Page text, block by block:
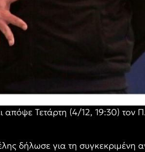
απόψε Τετάρτη (4/12, 19:30) τον
δήλωσε για τη συγκεκριμένη